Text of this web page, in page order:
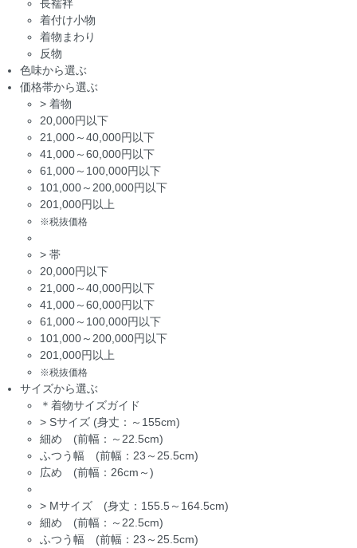
長襦袢
着付け小物
着物まわり
反物
色味から選ぶ
価格帯から選ぶ
> 着物
20,000円以下
21,000～40,000円以下
41,000～60,000円以下
61,000～100,000円以下
101,000～200,000円以下
201,000円以上
※税抜価格
> 帯
20,000円以下
21,000～40,000円以下
41,000～60,000円以下
61,000～100,000円以下
101,000～200,000円以下
201,000円以上
※税抜価格
サイズから選ぶ
＊着物サイズガイド
> Sサイズ (身丈：～155cm)
細め (前幅：～22.5cm)
ふつう幅 (前幅：23～25.5cm)
広め (前幅：26cm～)
> Mサイズ (身丈：155.5～164.5cm)
細め (前幅：～22.5cm)
ふつう幅 (前幅：23～25.5cm)